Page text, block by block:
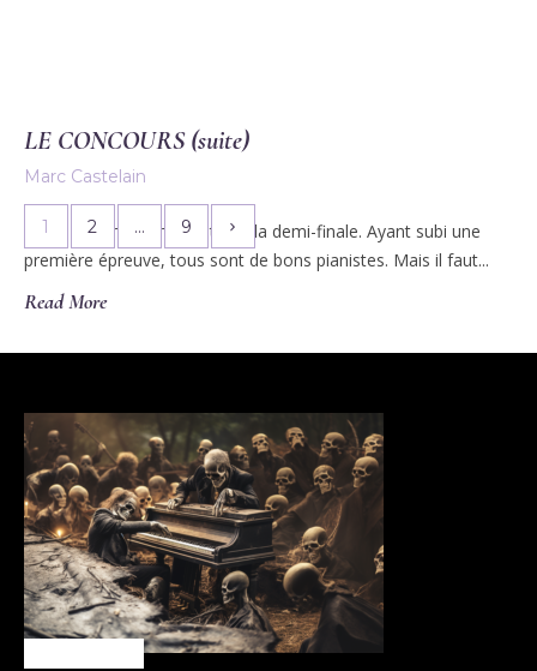
LE CONCOURS (suite)
Marc Castelain
Nous sommes à mi-route de la demi-finale. Ayant subi une
première épreuve, tous sont de bons pianistes. Mais il faut...
Read More
1 2 … 9